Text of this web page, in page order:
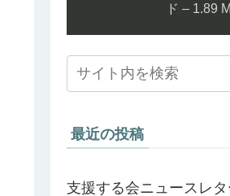
ド – 1.89
最近の投稿
支援する会ニュースレタ